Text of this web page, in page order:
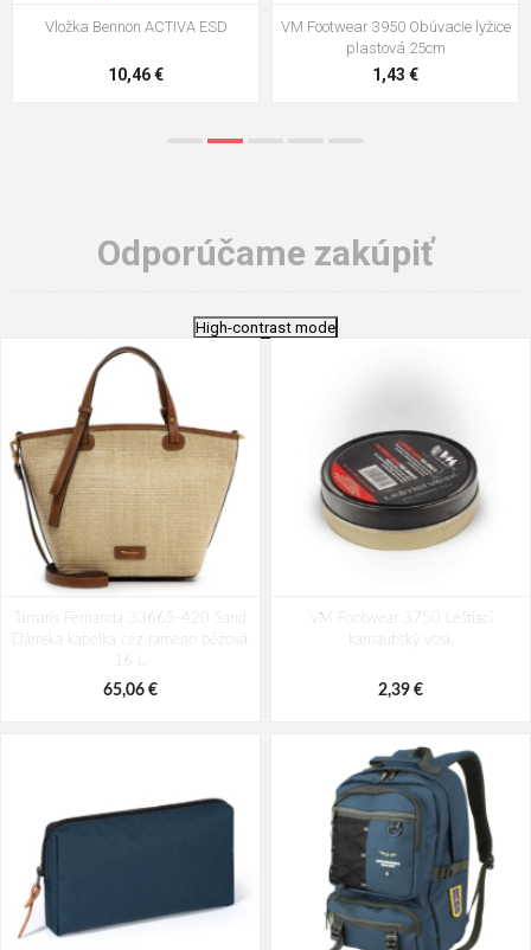
VM Footwear 3009 Vkladacia
5,21 €
VM Footwear 3102 Šnúrky ploché
0,79 €
Odporúčame zakúpiť
High-contrast mode
Tamaris Fernanda 33665-420 Sand
Dámska kabelka cez rameno béžová
16 L
65,06 €
VM Footwear 3750 Leštiaci
karnaubský vosk
2,39 €